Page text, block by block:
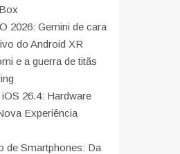
2026: Gemini de cara
do Android XR
e a guerra de titãs
26.4: Hardware
Experiência
de Smartphones: Da